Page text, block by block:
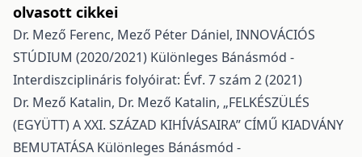
olvasott cikkei
Dr. Mező Ferenc, Mező Péter Dániel, INNOVÁCIÓS
STÚDIUM (2020/2021) Különleges Bánásmód -
Interdiszciplináris folyóirat: Évf. 7 szám 2 (2021)
Dr. Mező Katalin, Dr. Mező Katalin, „FELKÉSZÜLÉS
(EGYÜTT) A XXI. SZÁZAD KIHÍVÁSAIRA” CÍMŰ KIADVÁNY
BEMUTATÁSA Különleges Bánásmód -